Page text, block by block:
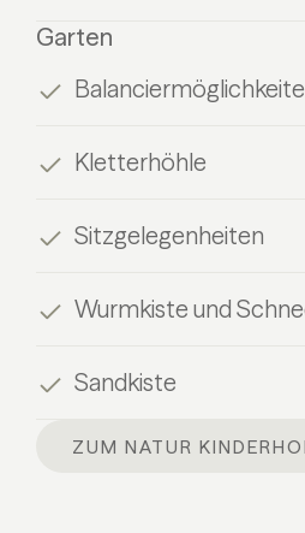
Garten
Kletterhöhle
Sitzgelegenheiten
Wurmkiste und
Sandkiste
ZUM NATUR